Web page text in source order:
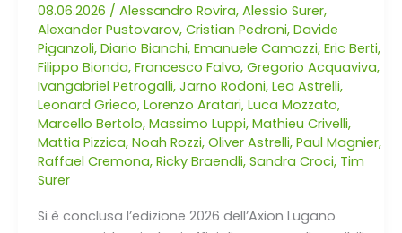
08.06.2026 / Alessandro Rovira, Alessio Surer,
Alexander Pustovarov, Cristian Pedroni, Davide
Piganzoli, Diario Bianchi, Emanuele Camozzi, Eric Berti,
Filippo Bionda, Francesco Falvo, Gregorio Acquaviva,
Ivangabriel Petrogalli, Jarno Rodoni, Lea Astrelli,
Leonard Grieco, Lorenzo Aratari, Luca Mozzato,
Marcello Bertolo, Massimo Luppi, Mathieu Crivelli,
Mattia Pizzica, Noah Rozzi, Oliver Astrelli, Paul Magnier,
Raffael Cremona, Ricky Braendli, Sandra Croci, Tim
Surer
Si è conclusa l’edizione 2026 dell’Axion Lugano